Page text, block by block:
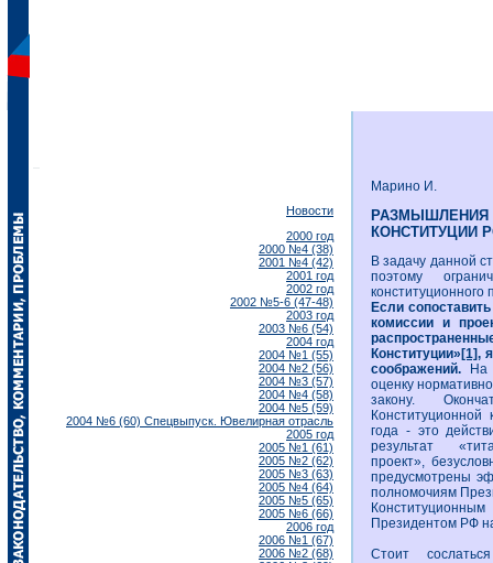
Новости
2000 год
2000 №4 (38)
2001 №4 (42)
2001 год
2002 год
2002 №5-6 (47-48)
2003 год
2003 №6 (54)
2004 год
2004 №1 (55)
2004 №2 (56)
2004 №3 (57)
2004 №4 (58)
2004 №5 (59)
2004 №6 (60) Спецвыпуск. Ювелирная отрасль
2005 год
2005 №1 (61)
2005 №2 (62)
2005 №3 (63)
2005 №4 (64)
2005 №5 (65)
2005 №6 (66)
2006 год
2006 №1 (67)
2006 №2 (68)
Марино И.
КОНСТИТУЦИИ
В задачу данной
поэтому
конституционного
Если
комиссии и
Конституции» [1],
соображений.
На
оценку
закону.
года - это
результат
проект»,
предусмотрены
полномочиям
Президентом РФ
Стоит